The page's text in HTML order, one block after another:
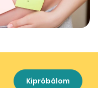
Kipróbálom